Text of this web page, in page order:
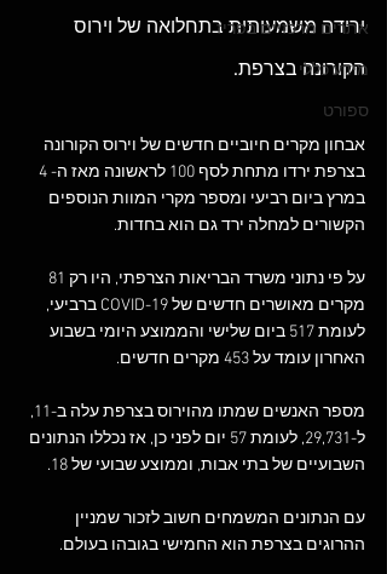
אתרים מרכזיים בפריז
מידע כללי
ספורט
ירידה משמעותית בתחלואה של וירוס
הקורונה בצרפת.
אבחון מקרים חיוביים חדשים של וירוס הקורונה
במרץ ביום רביעי ומספר מקרי המוות הנוספים
הקשורים למחלה ירד גם הוא בחדות.
מקרים מאושרים חדשים של COVID-19 ברביעי,
לעומת 517 ביום שלישי והממוצע היומי בשבוע
האחרון עומד על 453 מקרים חדשים.
מספר האנשים שמתו מהוירוס בצרפת עלה ב-11,
ל-29,731, לעומת 57 יום לפני כן, אז נכללו הנתונים
השבועיים של בתי אבות, וממוצע שבועי של 18.
עם הנתונים המשמחים חשוב לזכור שמניין
ההרוגים בצרפת הוא החמישי בגובהו בעולם.